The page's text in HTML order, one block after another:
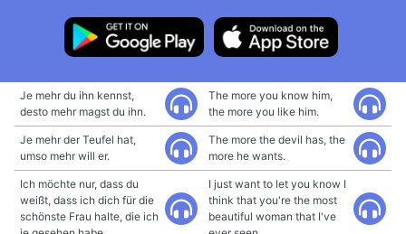
Je mehr du ihn kennst,
desto mehr magst du ihn.
The more you know him,
the more you like him.
Je mehr der Teufel hat,
umso mehr will er.
The more the devil has, the
more he wants.
Ich möchte nur, dass du
weißt, dass ich dich für die
schönste Frau halte, die ich
I just want to let you know I
think that you're the most
beautiful woman that I've